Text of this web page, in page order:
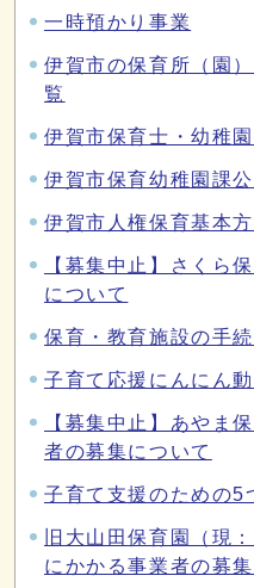
一時預かり事業
伊賀市の保育所（園
覧
伊賀市保育士・幼稚
伊賀市保育幼稚園課
伊賀市人権保育基本
【募集中止】さくら
について
保育・教育施設の手
子育て応援にんにん
【募集中止】あやま
者の募集について
子育て支援のための5
旧大山田保育園（現
にかかる事業者の募